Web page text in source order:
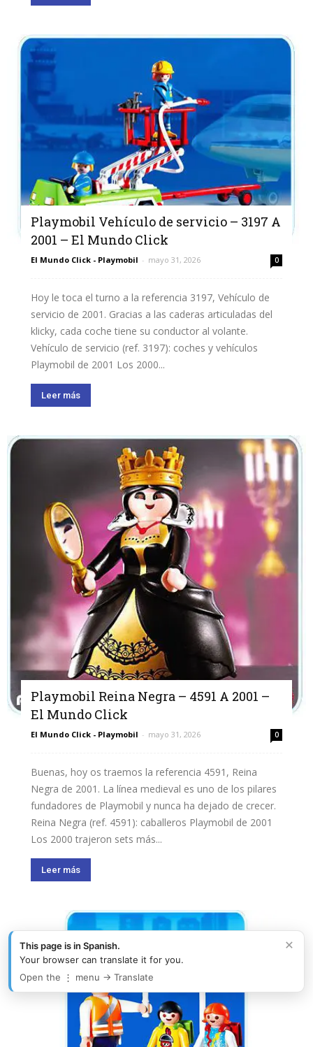
Playmobil Vehículo de servicio – 3197 A
2001 – El Mundo Click
El Mundo Click - Playmobil - mayo 31, 2026 0
Hoy le toca el turno a la referencia 3197, Vehículo de
servicio de 2001. Gracias a las caderas articuladas del
klicky, cada coche tiene su conductor al volante.
Vehículo de servicio (ref. 3197): coches y vehículos
Playmobil de 2001 Los 2000...
Leer más
Playmobil Reina Negra – 4591 A 2001 –
El Mundo Click
El Mundo Click - Playmobil - mayo 31, 2026 0
Buenas, hoy os traemos la referencia 4591, Reina
Negra de 2001. La línea medieval es uno de los pilares
fundadores de Playmobil y nunca ha dejado de crecer.
Reina Negra (ref. 4591): caballeros Playmobil de 2001
Los 2000 trajeron sets más...
Leer más
×
This page is in Spanish.
Your browser can translate it for you.
Open the ⋮ menu → Translate